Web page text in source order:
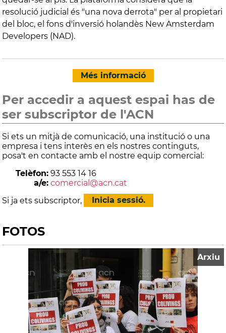
resolució judicial és "una nova derrota" per al propietari
del bloc, el fons d'inversió holandès New Amsterdam
Developers (NAD).
Més informació
Per accedir a aquest espai has de
ser subscriptor de l'ACN
Si ets un mitjà de comunicació, una institució o una
empresa i tens interès en els nostres continguts,
posa't en contacte amb el nostre equip comercial:
Telèfon: 93 553 14 16
a/e: comercial@acn.cat
Si ja ets subscriptor,
Inicia sessió.
FOTOS
Arxiu